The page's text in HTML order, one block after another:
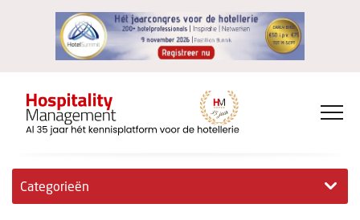
Categorieën